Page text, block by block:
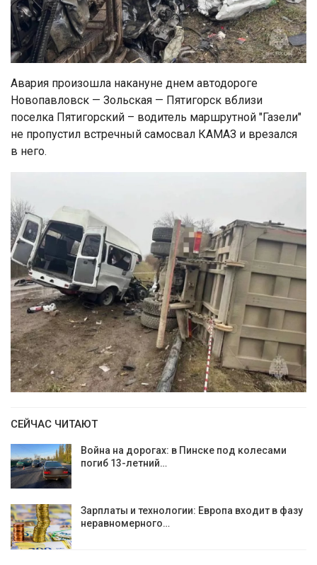
Авария произошла накануне днем автодороге
Новопавловск — Зольская — Пятигорск вблизи
поселка Пятигорский – водитель маршрутной "Газели"
не пропустил встречный самосвал КАМАЗ и врезался
в него.
СЕЙЧАС ЧИТАЮТ
Война на дорогах: в Пинске под колесами
погиб 13-летний…
Зарплаты и технологии: Европа входит в фазу
неравномерного…